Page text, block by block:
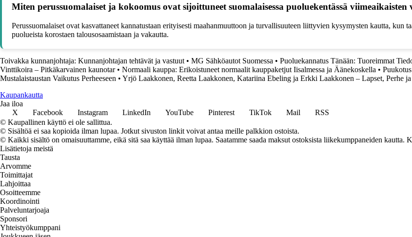
Miten perussuomalaiset ja kokoomus ovat sijoittuneet suomalaisessa puoluekentässä viimeaikaisten
Perussuomalaiset ovat kasvattaneet kannatustaan erityisesti maahanmuuttoon ja turvallisuuteen liittyvien kysymysten kautta, kun
puolueista korostaen talousosaamistaan ja vakautta.
Toivakka kunnanjohtaja: Kunnanjohtajan tehtävät ja vastuut • MG Sähköautot Suomessa • Puoluekannatus Tänään: Tuoreimmat
Vinttikoira – Pitkäkarvainen kaunotar• Normaali kauppa: Erikoistuneet normaalit kauppaketjut Iisalmessa ja Äänekoskella •
Mustalaistaustan Vaikutus Perheeseen • Yrjö Laakkonen, Reetta Laakkonen, Katariina Ebeling ja Erkki Laakkonen – Lapset, Perhe
Kaupankautta
Jaa iloa
X
Facebook Instagram LinkedIn YouTube Pinterest TikTok Mail
RSS
© Kaupallinen käyttö ei ole sallittua.
© Sisältöä ei saa kopioida ilman lupaa. Jotkut sivuston linkit voivat antaa meille palkkion ostoista.
© Kaikki sisältö on omaisuuttamme, eikä sitä saa käyttää ilman lupaa. Saatamme saada maksut ostoksista liikekumppaneiden kautta.
Lisätietoja meistä
Tausta
Arvomme
Toimittajat
Lahjoittaa
Osoitteemme
Koordinointi
Palveluntarjoaja
Sponsori
Yhteistyökumppani